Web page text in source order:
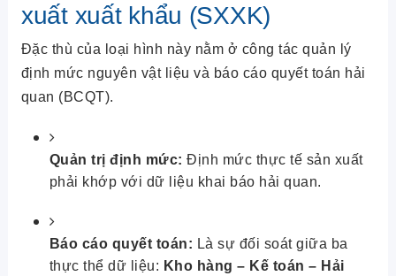
xuất xuất khẩu (SXXK)
Đặc thù của loại hình này nằm ở công tác quản lý
định mức nguyên vật liệu và báo cáo quyết toán hải
quan (BCQT).
Quản trị định mức: Định mức thực tế sản xuất
phải khớp với dữ liệu khai báo hải quan.
Báo cáo quyết toán: Là sự đối soát giữa ba
thực thể dữ liệu: Kho hàng – Kế toán – Hải